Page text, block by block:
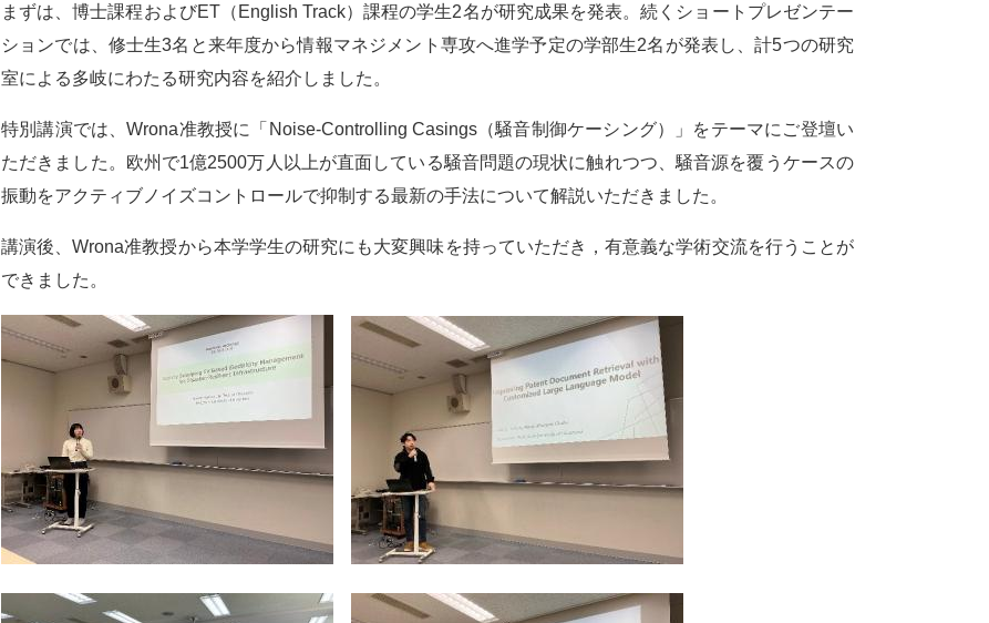
まずは、博士課程およびET（English Track）課程の学生2名が研究成果を発表。続くショートプレゼンテー
ションでは、修士生3名と来年度から情報マネジメント専攻へ進学予定の学部生2名が発表し、計5つの研究
室による多岐にわたる研究内容を紹介しました。
特別講演では、Wrona准教授に「Noise-Controlling Casings（騒音制御ケーシング）」をテーマにご登壇い
ただきました。欧州で1億2500万人以上が直面している騒音問題の現状に触れつつ、騒音源を覆うケースの
振動をアクティブノイズコントロールで抑制する最新の手法について解説いただきました。
講演後、Wrona准教授から本学学生の研究にも大変興味を持っていただき，有意義な学術交流を行うことが
できました。